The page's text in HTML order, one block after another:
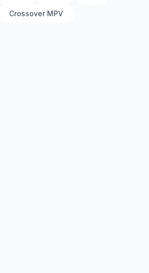
Crossover MPV